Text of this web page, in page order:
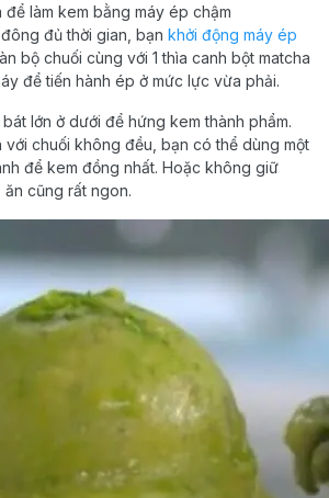
để làm kem bằng máy ép chậm
đủ thời gian, bạn khởi động máy ép
bộ chuối cùng với 1 thìa canh bột matcha
để tiến hành ép ở mức lực vừa phải.
lớn ở dưới để hứng kem thành phẩm.
với chuối không đều, bạn có thể dùng một
để kem đồng nhất. Hoặc không giữ
cũng rất ngon.